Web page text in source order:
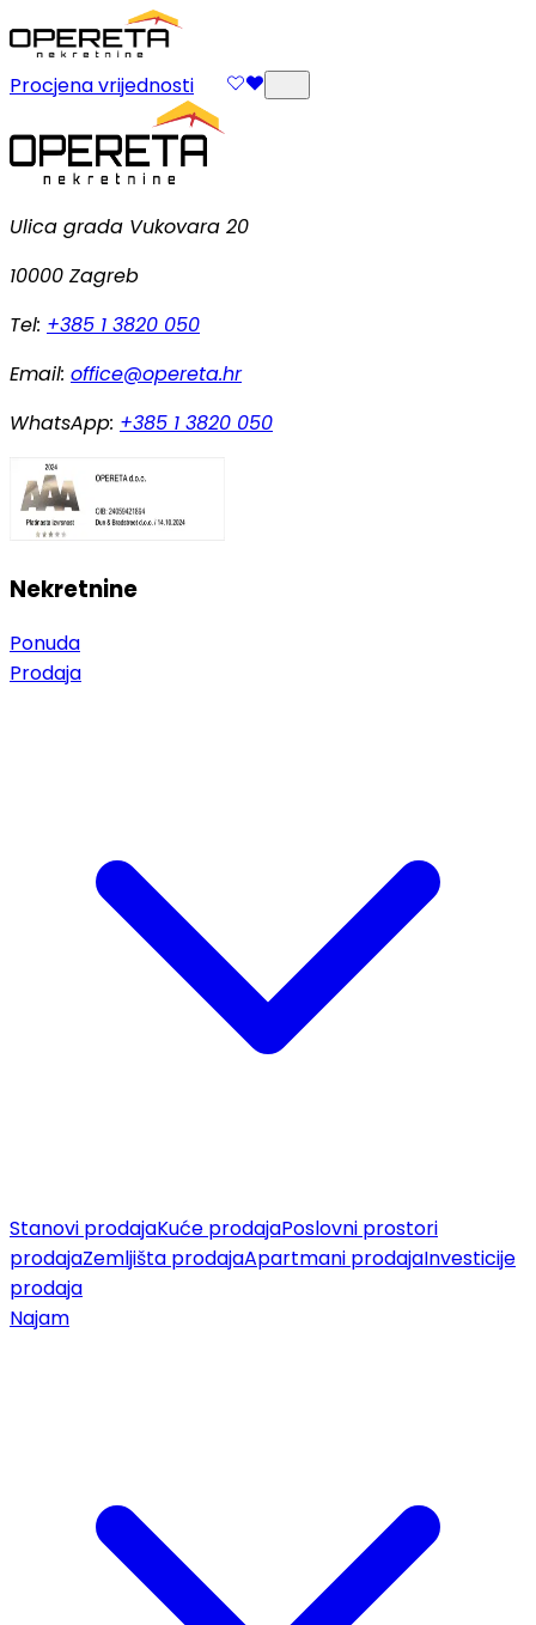
Procjena vrijednosti
Ulica grada Vukovara 20
10000 Zagreb
Tel: +385 1 3820 050
Email: office@opereta.hr
WhatsApp: +385 1 3820 050
Nekretnine
Ponuda
Prodaja
Stanovi prodajaKuće prodajaPoslovni prostori
prodajaZemljišta prodajaApartmani prodajaInvesticije
prodaja
Najam